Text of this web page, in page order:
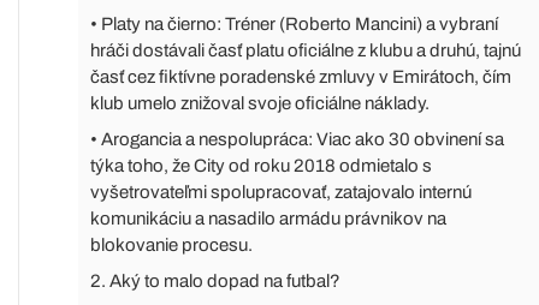
• Platy na čierno: Tréner (Roberto Mancini) a vybraní
hráči dostávali časť platu oficiálne z klubu a druhú, tajnú
časť cez fiktívne poradenské zmluvy v Emirátoch, čím
klub umelo znižoval svoje oficiálne náklady.
• Arogancia a nespolupráca: Viac ako 30 obvinení sa
týka toho, že City od roku 2018 odmietalo s
vyšetrovateľmi spolupracovať, zatajovalo internú
komunikáciu a nasadilo armádu právnikov na
blokovanie procesu.
2. Aký to malo dopad na futbal?